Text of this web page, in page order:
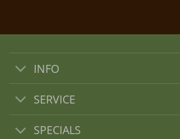
INFO
SERVICE
SPECIALS